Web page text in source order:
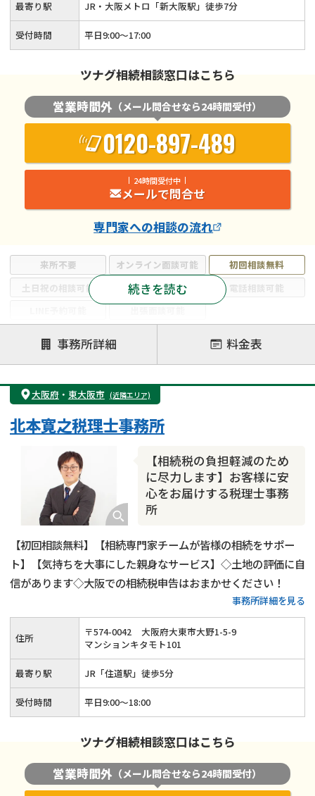
来所不要 オンライン面談可能
初回相談無料
土日祝の相談可能
19時以降電話可能
電話相談可能
注力案件
遺言書作成・遺言執行
相続放棄
相続登記
遺産分割
遺留分侵害額請求
相続税申告
相続手続き
銀行手続き
成年後見・任意後見
贈与税
相続人調査
相続財産調査
相続トラブル
続きを読む
最寄り駅 JR・大阪メトロ「新大阪駅」徒歩7分
受付時間 平日9:00〜17:00
ツナグ相続相談窓口はこちら
営業時間外 （メール問合せなら24時間受付）
0120-897-489
24時間受付中
メールで問合せ
専門家への相談の流れ
事務所詳細 料金表
大阪府・ 東大阪市 (近隣エリア)
【相続税の負担軽減のため
に尽力します】お客様に安
心をお届けする税理士事務
所
北本寛之税理士事務所
【初回相談無料】【相続専門家チームが皆様の相続をサポー
ト】【気持ちを大事にした親身なサービス】◇土地の評価に自
信があります◇大阪での相続税申告はおまかせください！
事務所詳細を見る
住所 〒574-0042
大阪府大東市大野1-5-9
マンションキタモト101
最寄り駅 JR「住道駅」徒歩5分
受付時間 平日9:00～18:00
ツナグ相続相談窓口はこちら
営業時間外 （メール問合せなら24時間受付）